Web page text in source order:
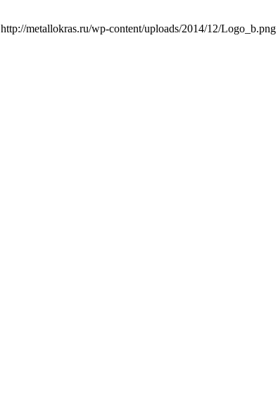
http://metallokras.ru/wp-content/uploads/2014/12/Logo_b.png